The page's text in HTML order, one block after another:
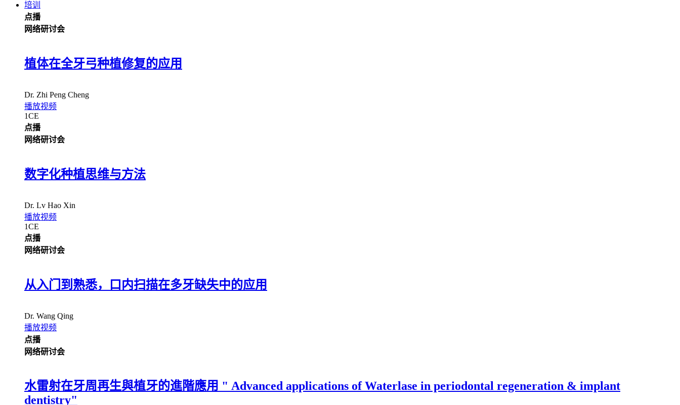
培训
点播
网络研讨会
植体在全牙弓种植修复的应用
Dr. Zhi Peng Cheng
播放视频
1CE
点播
网络研讨会
数字化种植思维与方法
Dr. Lv Hao Xin
播放视频
1CE
点播
网络研讨会
从入门到熟悉，口内扫描在多牙缺失中的应用
Dr. Wang Qing
播放视频
点播
网络研讨会
水雷射在牙周再生與植牙的進階應用 " Advanced applications of Waterlase in periodontal regeneration & implant
dentistry"